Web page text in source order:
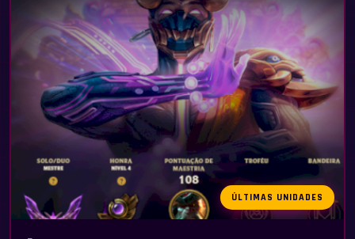
ÚLTIMAS UNIDADES